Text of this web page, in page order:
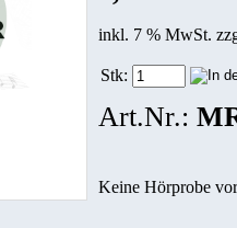
inkl. 7 % MwSt.
Stk:
Art.Nr.:
Keine Hörprobe